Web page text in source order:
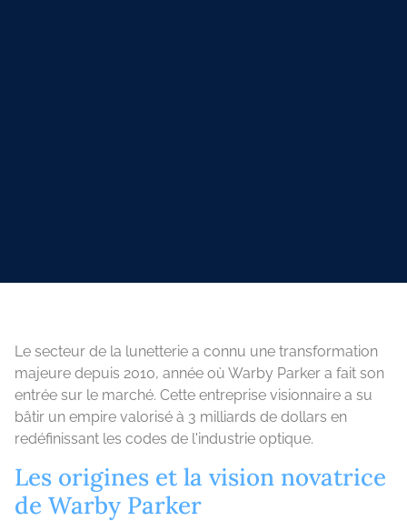
Le secteur de la lunetterie a connu une transformation
majeure depuis 2010, année où Warby Parker a fait son
entrée sur le marché. Cette entreprise visionnaire a su
bâtir un empire valorisé à 3 milliards de dollars en
redéfinissant les codes de l'industrie optique.
Les origines et la vision novatrice
de Warby Parker